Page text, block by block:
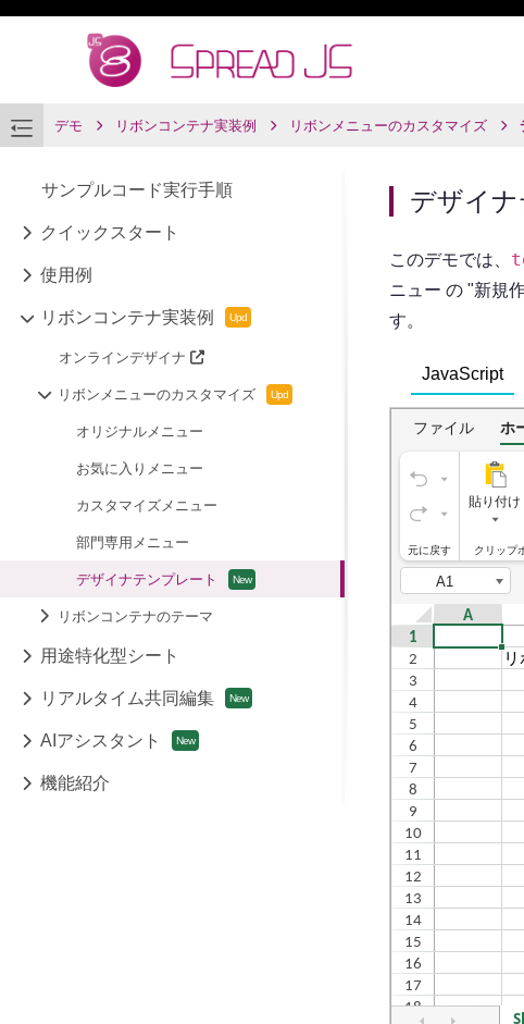
デモ リボンコンテナ実装例 リボンメニューのカスタマイズ
サンプルコード実行手順
クイックスタート
使用例
リボンコンテナ実装例
オンラインデザイナ
リボンメニューのカスタマイズ
オリジナルメニュー
お気に入りメニュー
カスタマイズメニュー
部門専用メニュー
デザイナテンプレート
リボンコンテナのテーマ
用途特化型シート
リアルタイム共同編集
AIアシスタント
機能紹介
デザイナ
このデモでは、
ニュー の "新規
す。
JavaScript